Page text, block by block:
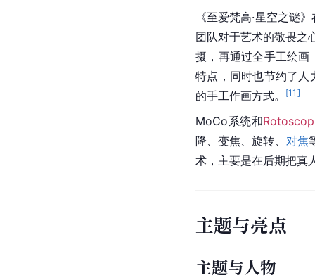
《至爱梵高·星空之谜
团队对于艺术的敬畏之
摄，再通过全手工绘画
特点，同时也节约了人
的手工作画方式。
[11 ]
MoCo系统和
降、变焦、旋转、 对焦
术，主要是在后期把真
主题与亮点
主题与人物